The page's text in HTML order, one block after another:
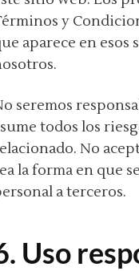
y
aparece en
seremos
todos los
No
la forma en que
a terceros.
Uso